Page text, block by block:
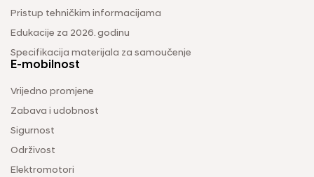
Pristup tehničkim informacijama
Edukacije za 2026. godinu
Specifikacija materijala za samoučenje
E-mobilnost
Vrijedno promjene
Zabava i udobnost
Sigurnost
Održivost
Elektromotori